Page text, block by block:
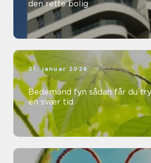
den rette bolig
01. januar 2026
Bedemand fyn sådan får du tryg hjælp i
en svær tid